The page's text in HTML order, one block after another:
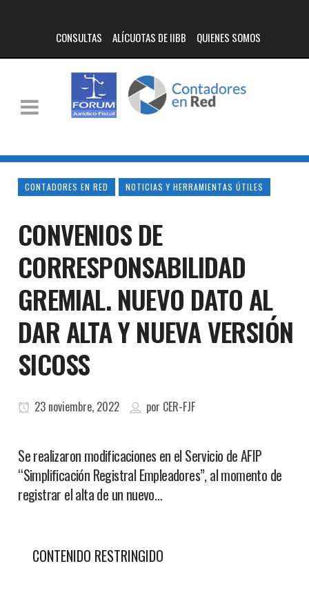
CONSULTAS ALÍCUOTAS DE IIBB QUIENES SOMOS
CONTADORES EN RED NOTICIAS Y HERRAMIENTAS ÚTILES
CONVENIOS DE
CORRESPONSABILIDAD
GREMIAL. NUEVO DATO AL
DAR ALTA Y NUEVA VERSIÓN
SICOSS
23 noviembre, 2022 por CER-FJF
Se realizaron modificaciones en el Servicio de AFIP
“Simplificación Registral Empleadores”, al momento de
registrar el alta de un nuevo…
CONTENIDO RESTRINGIDO